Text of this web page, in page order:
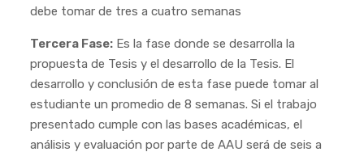
debe tomar de tres a cuatro semanas
Tercera Fase:Es la fase donde se desarrolla la
propuesta de Tesis y el desarrollo de la Tesis. El
desarrollo y conclusión de esta fase puede tomar al
estudiante un promedio de 8 semanas. Si el trabajo
presentado cumple con las bases académicas, el
análisis y evaluación por parte de AAU será de seis a